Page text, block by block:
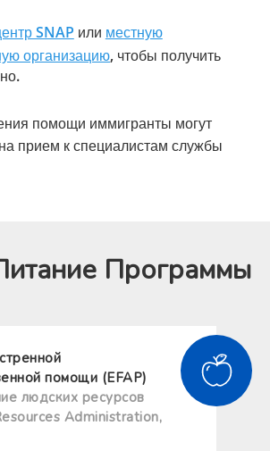
SNAP или местную
организацию, чтобы получить
помощи иммигранты могут
прием к специалистам службы
Программы
помощи (EFAP)
людских ресурсов
Administration,